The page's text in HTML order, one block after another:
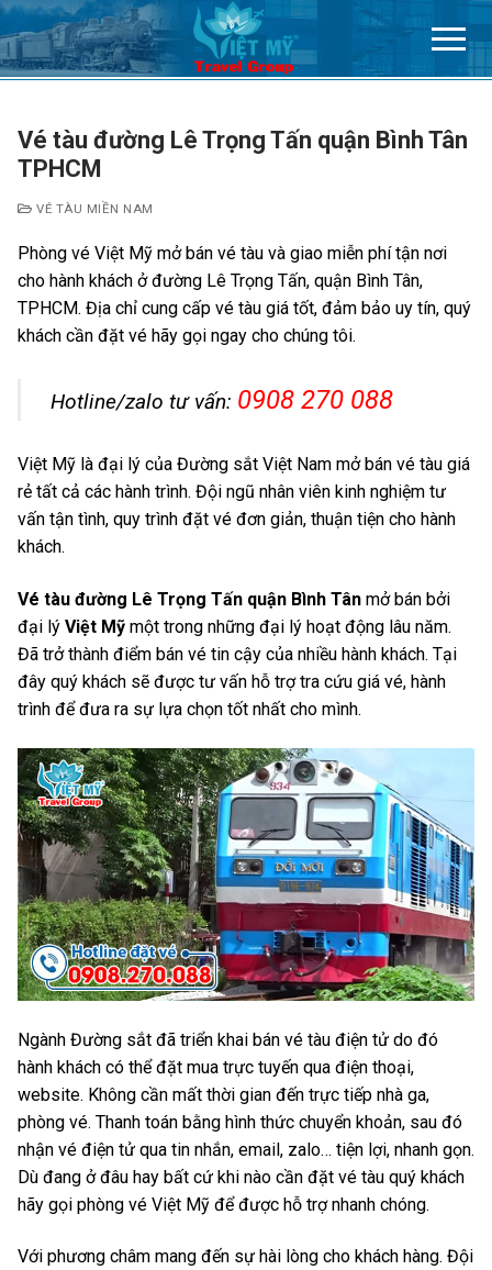
Chuyển
đến
nội
Vé tàu đường Lê Trọng Tấn quận Bình Tân
TPHCM
VÉ TÀU MIỀN NAM
Phòng vé Việt Mỹ mở bán vé tàu và giao miễn phí tận nơi
cho hành khách ở đường Lê Trọng Tấn, quận Bình Tân,
TPHCM. Địa chỉ cung cấp vé tàu giá tốt, đảm bảo uy tín, quý
khách cần đặt vé hãy gọi ngay cho chúng tôi.
Hotline/zalo tư vấn: 0908 270 088
Việt Mỹ là đại lý của Đường sắt Việt Nam mở bán vé tàu giá
rẻ tất cả các hành trình. Đội ngũ nhân viên kinh nghiệm tư
vấn tận tình, quy trình đặt vé đơn giản, thuận tiện cho hành
khách.
Vé tàu đường Lê Trọng Tấn quận Bình Tân mở bán bởi
đại lý Việt Mỹ một trong những đại lý hoạt động lâu năm.
Đã trở thành điểm bán vé tin cậy của nhiều hành khách. Tại
đây quý khách sẽ được tư vấn hỗ trợ tra cứu giá vé, hành
trình để đưa ra sự lựa chọn tốt nhất cho mình.
Ngành Đường sắt đã triển khai bán vé tàu điện tử do đó
hành khách có thể đặt mua trực tuyến qua điện thoại,
website. Không cần mất thời gian đến trực tiếp nhà ga,
phòng vé. Thanh toán bằng hình thức chuyển khoản, sau đó
nhận vé điện tử qua tin nhắn, email, zalo… tiện lợi, nhanh gọn.
Dù đang ở đâu hay bất cứ khi nào cần đặt vé tàu quý khách
hãy gọi phòng vé Việt Mỹ để được hỗ trợ nhanh chóng.
Với phương châm mang đến sự hài lòng cho khách hàng. Đội